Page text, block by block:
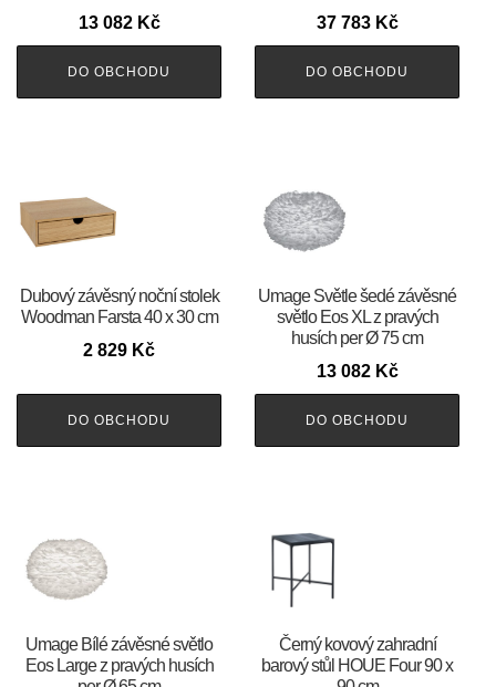
13 082 Kč
DO OBCHODU
37 783 Kč
DO OBCHODU
Dubový závěsný noční stolek
Woodman Farsta 40 x 30 cm
2 829 Kč
DO OBCHODU
Umage Světle šedé závěsné
světlo Eos XL z pravých
husích per Ø 75 cm
13 082 Kč
DO OBCHODU
Umage Bílé závěsné světlo
Eos Large z pravých husích
Černý kovový zahradní
barový stůl HOUE Four 90 x